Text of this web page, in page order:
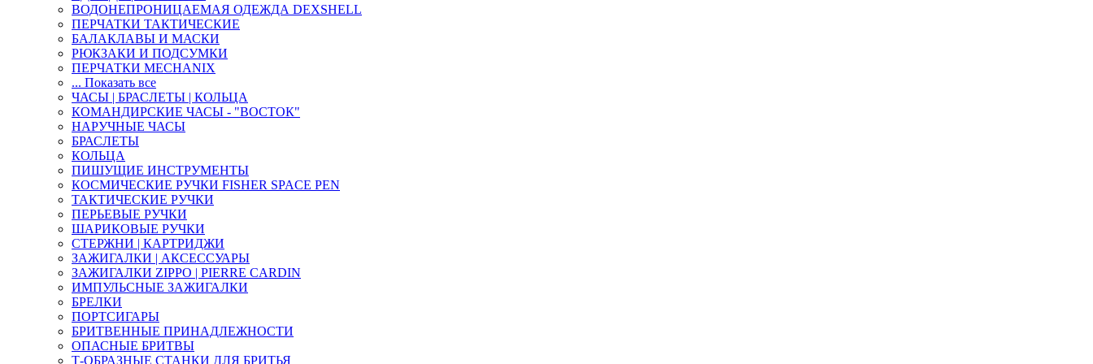
ВОДОНЕПРОНИЦАЕМАЯ ОДЕЖДА DEXSHELL
ПЕРЧАТКИ ТАКТИЧЕСКИЕ
БАЛАКЛАВЫ И МАСКИ
РЮКЗАКИ И ПОДСУМКИ
ПЕРЧАТКИ MECHANIX
... Показать все
ЧАСЫ | БРАСЛЕТЫ | КОЛЬЦА
КОМАНДИРСКИЕ ЧАСЫ - "ВОСТОК"
НАРУЧНЫЕ ЧАСЫ
БРАСЛЕТЫ
КОЛЬЦА
ПИШУЩИЕ ИНСТРУМЕНТЫ
КОСМИЧЕСКИЕ РУЧКИ FISHER SPACE PEN
ТАКТИЧЕСКИЕ РУЧКИ
ПЕРЬЕВЫЕ РУЧКИ
ШАРИКОВЫЕ РУЧКИ
СТЕРЖНИ | КАРТРИДЖИ
ЗАЖИГАЛКИ | АКСЕССУАРЫ
ЗАЖИГАЛКИ ZIPPO | PIERRE CARDIN
ИМПУЛЬСНЫЕ ЗАЖИГАЛКИ
БРЕЛКИ
ПОРТСИГАРЫ
БРИТВЕННЫЕ ПРИНАДЛЕЖНОСТИ
ОПАСНЫЕ БРИТВЫ
Т-ОБРАЗНЫЕ СТАНКИ ДЛЯ БРИТЬЯ